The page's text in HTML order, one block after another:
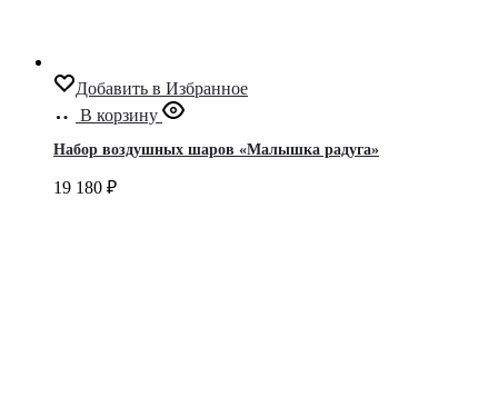
Добавить в Избранное
В корзину
Набор воздушных шаров «Малышка радуга»
19 180 ₽